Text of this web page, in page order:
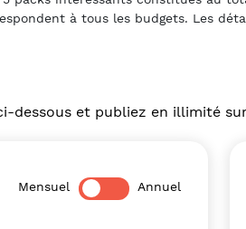
à tous les budgets. Les
dessous et publiez en illimité
Mensuel Annuel